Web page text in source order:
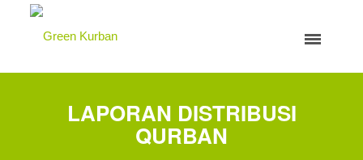
LAPORAN DISTRIBUSI
QURBAN